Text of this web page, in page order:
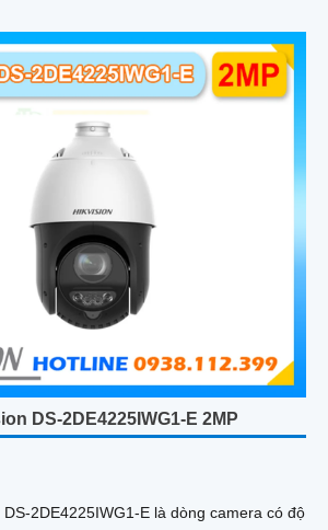
DS-2DE4225IWG1-E 2MP
2DE4225IWG1-E là dòng camera có độ